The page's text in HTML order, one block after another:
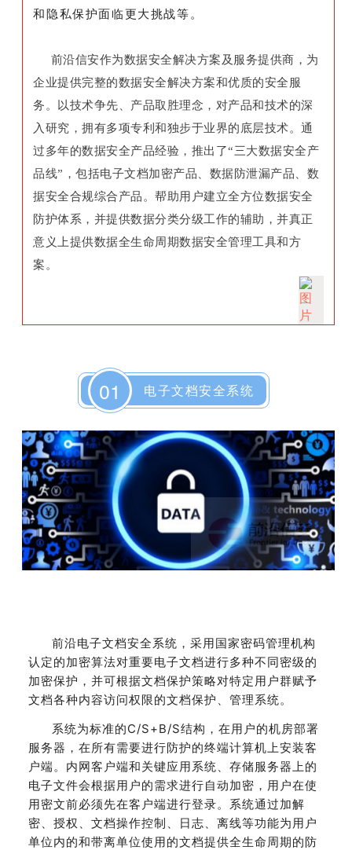
和隐私保护面临更大挑战等。
前沿信安作为数据安全解决方案及服务提供商，为
企业提供完整的数据安全解决方案和优质的安全服
务。以技术争先、产品取胜理念，对产品和技术的深
入研究，拥有多项专利和独步于业界的底层技术。通
过多年的数据安全产品经验，推出了“三大数据安全产
品线”，包括电子文档加密产品、数据防泄漏产品、数
据安全合规综合产品。帮助用户建立全方位数据安全
防护体系，并提供数据分类分级工作的辅助，并真正
意义上提供数据全生命周期数据安全管理工具和方
案。
01 电子文档安全系统
前沿电子文档安全系统，采用国家密码管理机构
认定的加密算法对重要电子文档进行多种不同密级的
加密保护，并可根据文档保护策略对特定用户群赋予
文档各种内容访问权限的文档保护、管理系统。
系统为标准的C/S+B/S结构，在用户的机房部署
服务器，在所有需要进行防护的终端计算机上安装客
户端。内网客户端和关键应用系统、存储服务器上的
电子文件会根据用户的需求进行自动加密，用户在使
用密文前必须先在客户端进行登录。系统通过加解
密、授权、文档操作控制、日志、离线等功能为用户
单位内的和带离单位使用的文档提供全生命周期的防